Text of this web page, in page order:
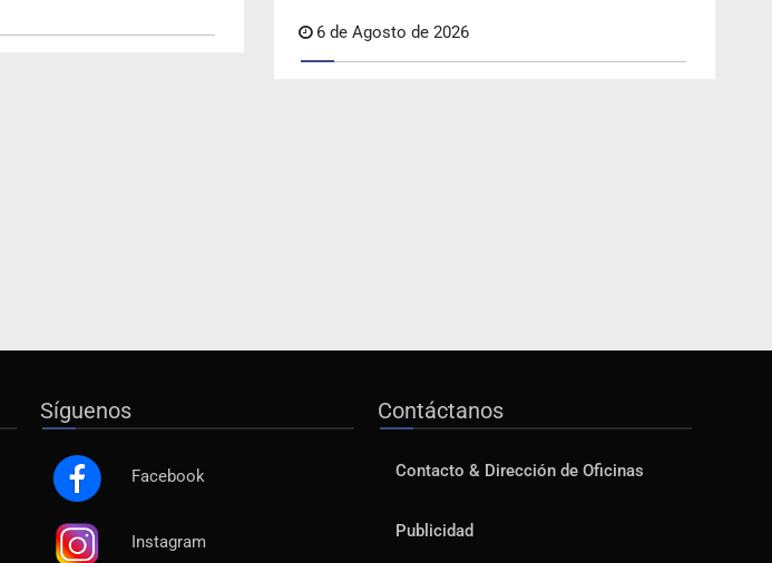
6 de Agosto de 2026
Síguenos
Facebook
Instagram
Contáctanos
Contacto & Dirección de Oficinas
Publicidad